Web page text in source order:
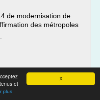
X
et
plus
de modernisation de
des métropoles